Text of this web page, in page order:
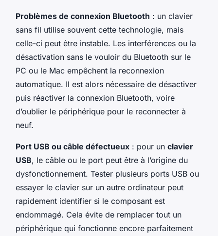
Problèmes de connexion Bluetooth : un clavier
sans fil utilise souvent cette technologie, mais
celle-ci peut être instable. Les interférences ou la
désactivation sans le vouloir du Bluetooth sur le
PC ou le Mac empêchent la reconnexion
automatique. Il est alors nécessaire de désactiver
puis réactiver la connexion Bluetooth, voire
d’oublier le périphérique pour le reconnecter à
neuf.
Port USB ou câble défectueux : pour un clavier
USB, le câble ou le port peut être à l’origine du
dysfonctionnement. Tester plusieurs ports USB ou
essayer le clavier sur un autre ordinateur peut
rapidement identifier si le composant est
endommagé. Cela évite de remplacer tout un
périphérique qui fonctionne encore parfaitement